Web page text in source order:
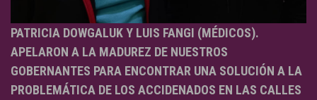
PATRICIA DOWGALUK Y LUIS FANGI (MÉDICOS).
APELARON A LA MADUREZ DE NUESTROS
GOBERNANTES PARA ENCONTRAR UNA SOLUCIÓN A LA
PROBLEMÁTICA DE LOS ACCIDENADOS EN LAS CALLES